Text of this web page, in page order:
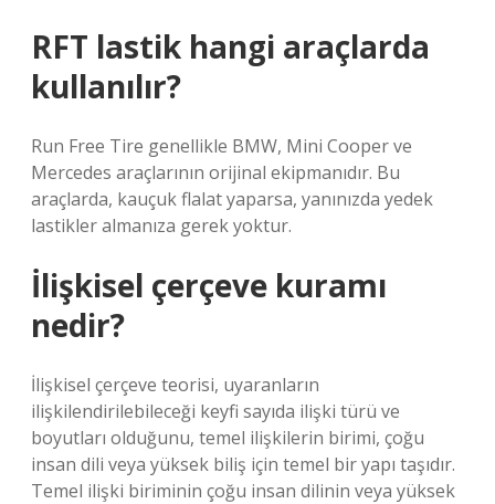
RFT lastik hangi araçlarda
kullanılır?
Run Free Tire genellikle BMW, Mini Cooper ve
Mercedes araçlarının orijinal ekipmanıdır. Bu
araçlarda, kauçuk flalat yaparsa, yanınızda yedek
lastikler almanıza gerek yoktur.
İlişkisel çerçeve kuramı
nedir?
İlişkisel çerçeve teorisi, uyaranların
ilişkilendirilebileceği keyfi sayıda ilişki türü ve
boyutları olduğunu, temel ilişkilerin birimi, çoğu
insan dili veya yüksek biliş için temel bir yapı taşıdır.
Temel ilişki biriminin çoğu insan dilinin veya yüksek